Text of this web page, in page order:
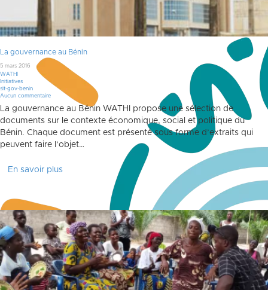
La gouvernance au Bénin
5 mars 2016
WATHI
Initiatives
sit-gov-benin
Aucun commentaire
La gouvernance au Bénin WATHI propose une sélection de
documents sur le contexte économique, social et politique du
Bénin. Chaque document est présenté sous forme d’extraits qui
peuvent faire l’objet…
En savoir plus